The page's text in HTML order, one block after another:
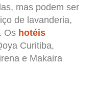
mas podem ser
de lavanderia,
Os hotéis
Curitiba,
e Makaira